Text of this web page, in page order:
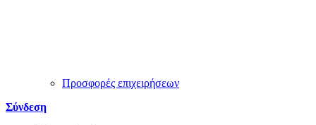
Προσφορές επιχειρήσεων
Σύνδεση